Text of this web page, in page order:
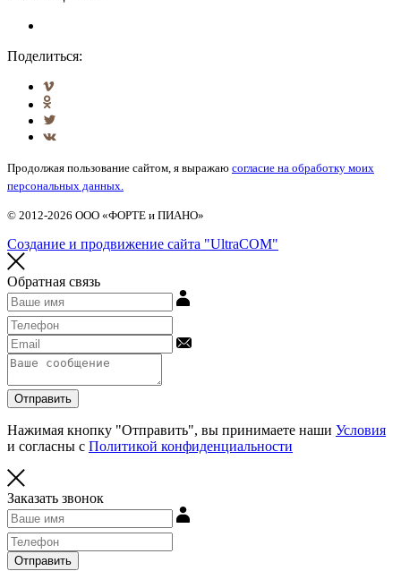
Поделиться:
Продолжая пользование сайтом, я выражаю согласие на обработку моих
персональных данных.
© 2012-2026 ООО «ФОРТЕ и ПИАНО»
Создание и продвижение сайта "UltraCOM"
Обратная связь
Отправить
Нажимая кнопку "Отправить", вы принимаете наши Условия
и согласны с Политикой конфиденциальности
Заказать звонок
Отправить